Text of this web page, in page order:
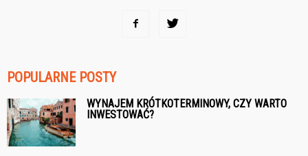
POPULARNE POSTY
WYNAJEM KRÓTKOTERMINOWY, CZY WARTO
INWESTOWAĆ?